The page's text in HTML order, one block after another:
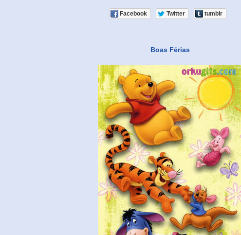
Facebook Twitter tumblr
Boas Férias